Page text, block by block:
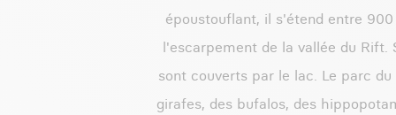
époustouflant, il s'étend entre
l'escarpement de la vallée du Rift.
sont couverts par le lac. Le parc
girafes, des bufalos, des